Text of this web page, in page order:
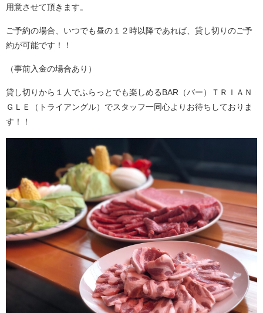
用意させて頂きます。
ご予約の場合、いつでも昼の１２時以降であれば、貸し切りのご予
約が可能です！！
（事前入金の場合あり）
貸し切りから１人でふらっとでも楽しめるBAR（バー）ＴＲＩＡＮ
ＧＬＥ（トライアングル）でスタッフ一同心よりお待ちしておりま
す！！